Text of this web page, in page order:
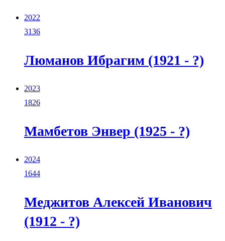
2022
3136
Люманов Ибрагим (1921 - ?)
2023
1826
Мамбетов Энвер (1925 - ?)
2024
1644
Меджитов Алексей Иванович
(1912 - ?)